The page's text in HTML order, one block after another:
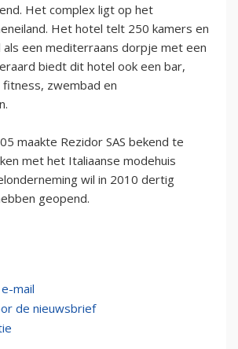
Het complex ligt op het
Het hotel telt 250 kamers en
een mediterraans dorpje met een
biedt dit hotel ook een bar,
zwembad en
maakte Rezidor SAS bekend te
met het Italiaanse modehuis
wil in 2010 dertig
geopend.
mail
de nieuwsbrief